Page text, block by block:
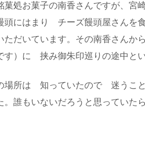
菓処お菓子の南香さんですが、
頭にはまり チーズ饅頭屋さんを
ただいています。その南香さん
す）に 挟み御朱印巡りの途中と
場所は 知っていたので 迷うこ
。誰もいないだろうと思ってい